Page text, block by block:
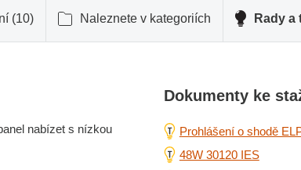
(10) Naleznete v kategoriích Rady a
nabízet s nízkou
Dokumenty ke
Prohlášení o shodě
48W 30120 IES